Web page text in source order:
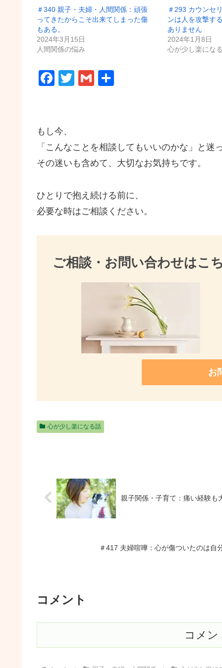
＃340 親子・夫婦・人間関係：頑張
ってきたからこそ出来てしまった傷
もある。
2024年3月15日
人間関係の悩み
＃293 カウンセ
ンは人を攻撃す
ありません
2024年1月8日
心が少し楽にな
F
e
b
o
k
T
G
もし今、
「こんなことを相談してもいいのかな」と迷
その迷いも含めて、大切なお気持ちです。
ひとりで抱え続ける前に、
必要な時はご相談ください。
ご相談・お問い合わせはこ
お
心が少し楽になる話
親子関係・子育て：痛い経験も
＃417 夫婦喧嘩：心が傷ついたのは自
コメント
コメン